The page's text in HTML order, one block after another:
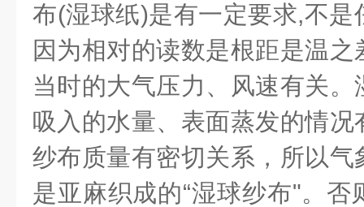
布(湿球纸)是有一定要求,不是
因为相对的读数是根距是温
当时的大气压力、风速有关
吸入的水量、表面蒸发的情
纱布质量有密切关系，所以
是亚麻织成的“湿球纱布"。否